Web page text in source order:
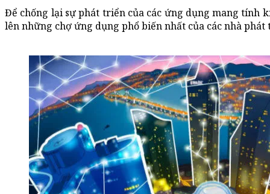
Để chống lại sự phát triển của các ứng dụng mang tính
lên những chợ ứng dụng phổ biến nhất của các nhà phát